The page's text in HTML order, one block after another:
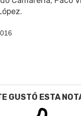
GUSTÓ ESTA